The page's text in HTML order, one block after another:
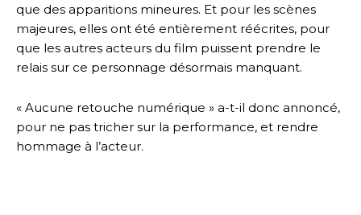
que des apparitions mineures. Et pour les scènes
majeures, elles ont été entièrement réécrites, pour
que les autres acteurs du film puissent prendre le
relais sur ce personnage désormais manquant.
« Aucune retouche numérique » a-t-il donc annoncé,
pour ne pas tricher sur la performance, et rendre
hommage à l’acteur.